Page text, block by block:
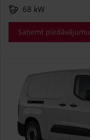
68 kW
Saņemt piedāvājumu